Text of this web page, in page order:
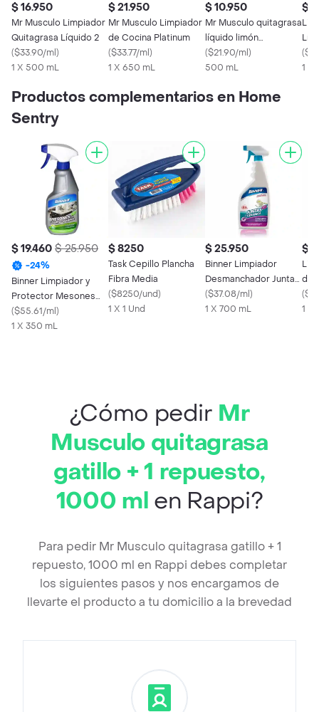
$ 16.950
Mr Musculo Limpiador
Quitagrasa Líquido 2
($33.90/ml)
1 X 500 mL
$ 21.950
Mr Musculo Limpiador
de Cocina Platinum
($33.77/ml)
1 X 650 mL
$ 10.950
Mr Musculo quitagrasa
líquido limón
repuesto, 500ml
($21.90/ml)
500 mL
$
(
1 X
Productos complementarios en Home
Sentry
$ 19.460 $ 25.950
-24%
Binner Limpiador y
Protector Mesones
de Granito y Mármol
($55.61/ml)
1 X 350 mL
$ 8250
Task Cepillo Plancha
Fibra Media
($8250/und)
1 X 1 Und
$ 25.950
Binner Limpiador
Desmanchador Juntas
de Cerámica Lavanda
($37.08/ml)
1 X 700 mL
$
de
y
(
1 X
¿Cómo pedir Mr
Musculo quitagrasa
gatillo + 1 repuesto,
1000 ml en Rappi?
Para pedir Mr Musculo quitagrasa gatillo + 1
repuesto, 1000 ml en Rappi debes completar
los siguientes pasos y nos encargamos de
llevarte el producto a tu domicilio a la brevedad